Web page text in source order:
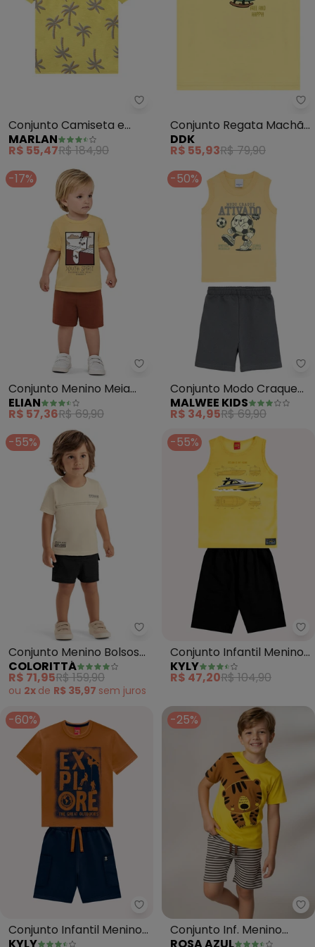
Marlan - Conjunto Camiseta e
Conjunto Camiseta e
Bermuda Moletinho
(Amarelo)
MARLAN
R$ 55,47R$ 184,90
Conjunto Regata Machão
e Bermuda (Amarelo)
DDK
R$ 55,93R$ 79,90
-17%
Elian - Conjunto Menino Meia
Conjunto Menino Meia
Malha Estampa
(Amarelo)
ELIAN
R$ 57,36R$ 69,90
-50%
Conjunto Modo Craque
Ativado (Amarelo)
MALWEE KIDS
R$ 34,95R$ 69,90
-55%
Colorittá - Conjunto Menino
Conjunto Menino Bolsos
Utilitários (Amarelo)
COLORITTÁ
R$ 71,95R$ 159,90
ou 2x de R$ 35,97 sem juros
-55%
Conjunto Infantil Menino
Estampa (Amarelo)
KYLY
R$ 47,20R$ 104,90
-60%
Kyly - Conjunto Infantil Menino
Conjunto Infantil Menino
-25%
Conjunto Inf. Menino